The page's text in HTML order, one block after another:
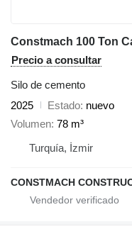
Constmach 100 Ton
Precio a consultar
Silo de cemento
2025
Estado nuevo
Volumen 78 m³
Turquía, İzmir
CONSTMACH